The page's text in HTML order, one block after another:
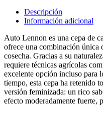
Descripción
Información adicional
Auto Lennon es una cepa de
ofrece una combinación
cosecha. Gracias a su
requiere técnicas agrícolas
excelente opción incluso para
tiempo, esta cepa ha retenido
versión feminizada: un rico
efecto moderadamente fuerte,